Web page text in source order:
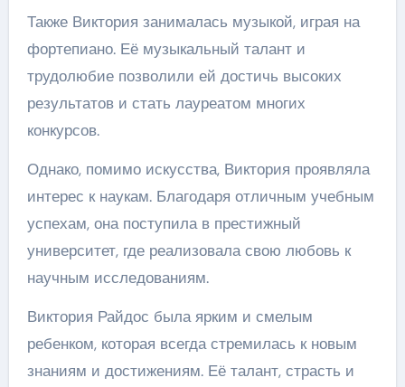
Также Виктория занималась музыкой, играя на
фортепиано. Её музыкальный талант и
трудолюбие позволили ей достичь высоких
результатов и стать лауреатом многих
конкурсов.
Однако, помимо искусства, Виктория проявляла
интерес к наукам. Благодаря отличным учебным
успехам, она поступила в престижный
университет, где реализовала свою любовь к
научным исследованиям.
Виктория Райдос была ярким и смелым
ребенком, которая всегда стремилась к новым
знаниям и достижениям. Её талант, страсть и